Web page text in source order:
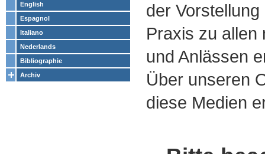
English
Espagnol
Italiano
Nederlands
Bibliographie
Archiv
der
Praxis zu allen
und Anlässen
Über unseren
diese Medien